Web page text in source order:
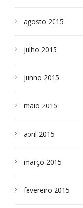
agosto 2015
julho 2015
junho 2015
maio 2015
abril 2015
março 2015
fevereiro 2015